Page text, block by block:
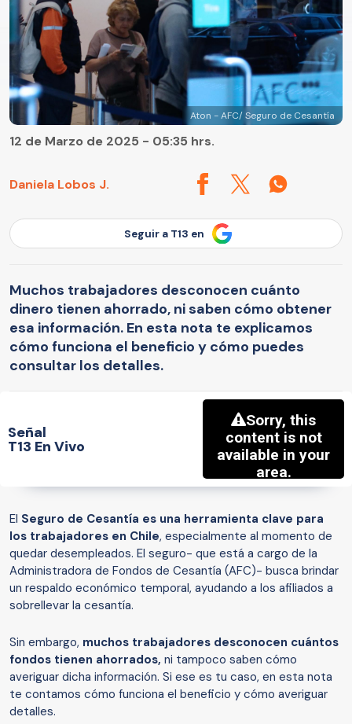
Aton - AFC/ Seguro de Cesantía
Daniela Lobos J.
12 de Marzo de 2025 - 05:35 hrs.
Seguir a T13 en
Muchos trabajadores desconocen cuánto
dinero tienen ahorrado, ni saben cómo obtener
esa información. En esta nota te explicamos
cómo funciona el beneficio y cómo puedes
consultar los detalles.
Señal
T13 En Vivo
El Seguro de Cesantía es una herramienta clave para
los trabajadores en Chile, especialmente al momento de
quedar desempleados. El seguro- que está a cargo de la
Administradora de Fondos de Cesantía (AFC)- busca brindar
un respaldo económico temporal, ayudando a los afiliados a
sobrellevar la cesantía.
Sin embargo, muchos trabajadores desconocen cuántos
fondos tienen ahorrados, ni tampoco saben cómo
averiguar dicha información. Si ese es tu caso, en esta nota
te contamos cómo funciona el beneficio y cómo averiguar
detalles.